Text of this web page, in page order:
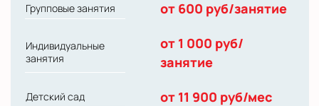
Групповые занятия от 600 руб/занятие
Индивидуальные
занятия
от 1 000 руб/
занятие
Детский сад от 11 900 руб/мес